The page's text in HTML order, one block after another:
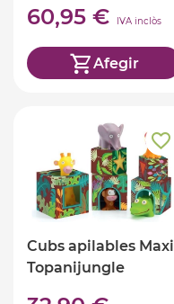
60,95 € IVA inclòs
Afegir
Cubs apilables Maxi
Topanijungle